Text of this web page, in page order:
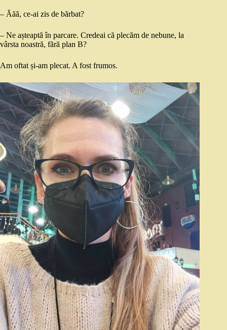
– Ăăă, ce-ai zis de bărbat?
– Ne așteaptă în parcare. Credeai că plecăm de nebune, la
vârsta noastră, fără plan B?
Am oftat și-am plecat. A fost frumos.